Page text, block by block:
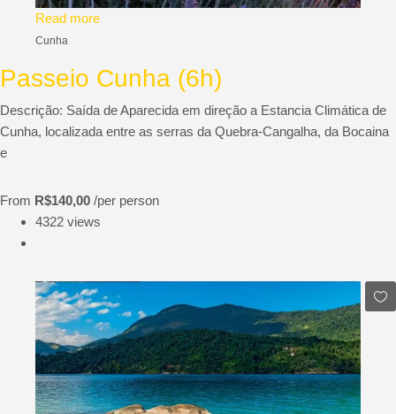
Read more
Cunha
Passeio Cunha (6h)
Descrição: Saída de Aparecida em direção a Estancia Climática de
Cunha, localizada entre as serras da Quebra-Cangalha, da Bocaina
e
From R$140,00 /per person
4322 views